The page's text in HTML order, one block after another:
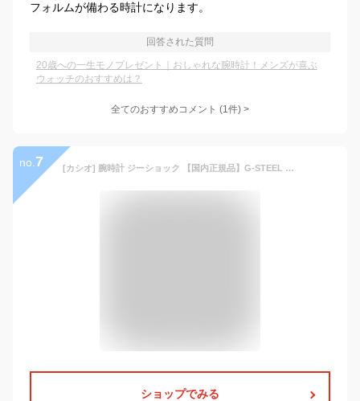
フォルムが備わる時計になります。
回答された質問
20歳への一生モノプレゼント｜おしゃれな腕時計！メンズが喜ぶ
ウォッチのおすすめは？
全てのおすすめコメント (1件) >
no. 7 [カシオ] 腕時計 ジーショック 【国内正規品】G-STEEL スマートフォン リンク カーボンコアガード構造 GST-B400BD-1A2JF メンズ グレー
ショップでみる